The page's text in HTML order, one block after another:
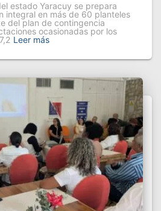
estado Yaracuy se prepara
integral en más de 60 planteles
del plan de contingencia
ocasionadas por los
Leer más